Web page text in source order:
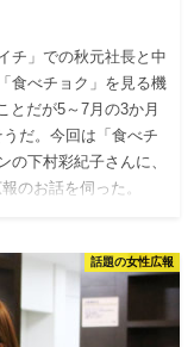
チ」での秋元社長と中
食べチョク」を見る機
とだが5～7月の3か月
だ。今回は「食べチ
の下村彩紀子さんに、
のお話を伺った。
話題の女性広報